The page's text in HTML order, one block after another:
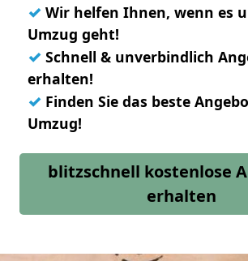
✓ Wir helfen Ihnen, wenn es
Umzug geht!
✓ Schnell & unverbindlich
erhalten!
✓ Finden Sie das beste
Umzug!
blitzschnell kostenlose
erhalten